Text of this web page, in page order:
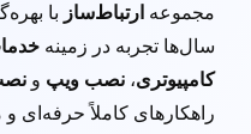
مجموعه ارتباط‌ساز با
سال‌ها تجربه در زمینه
کامپیوتری، نصب ویپ و
راهکارهای کاملاً حرفه‌ای